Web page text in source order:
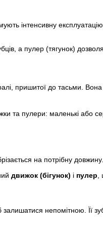
інтенсивну
а пулер (тягунок)
пришитої до тасьми.
та пулери: маленькі або
на потрібну
движок (бігунок) і пулер
непомітною. Її